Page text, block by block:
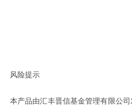
风险提示
本产品由汇丰晋信基金管理有限公